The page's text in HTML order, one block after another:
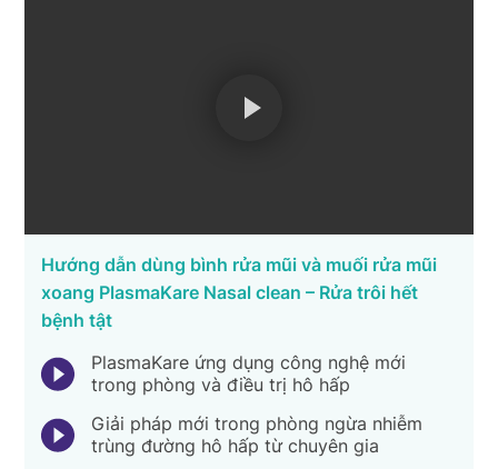
Hướng dẫn dùng bình rửa mũi và muối rửa mũi
xoang PlasmaKare Nasal clean – Rửa trôi hết
bệnh tật
PlasmaKare ứng dụng công nghệ mới
trong phòng và điều trị hô hấp
Giải pháp mới trong phòng ngừa nhiễm
trùng đường hô hấp từ chuyên gia